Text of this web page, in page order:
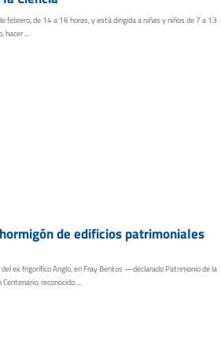
febrero, de 14 a 16 horas, y está dirigida a niñas y niños de 7 a 13
hacer ...
de edificios patrimoniales
ex frigorífico Anglo, en Fray Bentos —declarado Patrimonio de la
reconocido ...